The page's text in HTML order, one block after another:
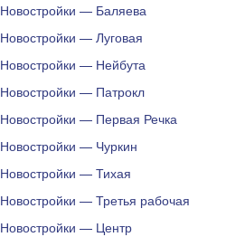
Новостройки — Баляева
Новостройки — Луговая
Новостройки — Нейбута
Новостройки — Патрокл
Новостройки — Первая Речка
Новостройки — Чуркин
Новостройки — Тихая
Новостройки — Третья рабочая
Новостройки — Центр